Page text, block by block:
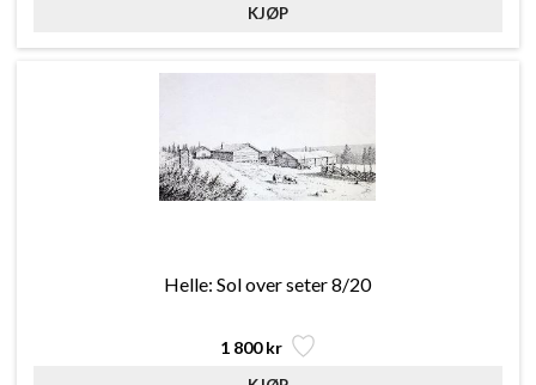
Helle: Sol over seter 8/20
1 800 kr